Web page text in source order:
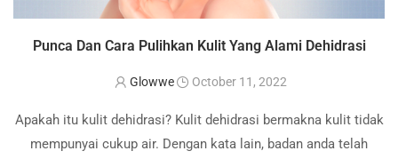
Punca Dan Cara Pulihkan Kulit Yang Alami Dehidrasi
Glowwe October 11, 2022
Apakah itu kulit dehidrasi? Kulit dehidrasi bermakna kulit tidak
mempunyai cukup air. Dengan kata lain, badan anda telah